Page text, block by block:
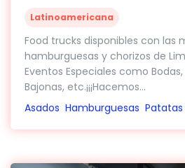
Latinoamericana
Food trucks disponibles con las
hamburguesas y chorizos de
Eventos Especiales como Bodas,
Bajonas, etc.¡¡¡Hacemos...
Asados Hamburguesas Patatas